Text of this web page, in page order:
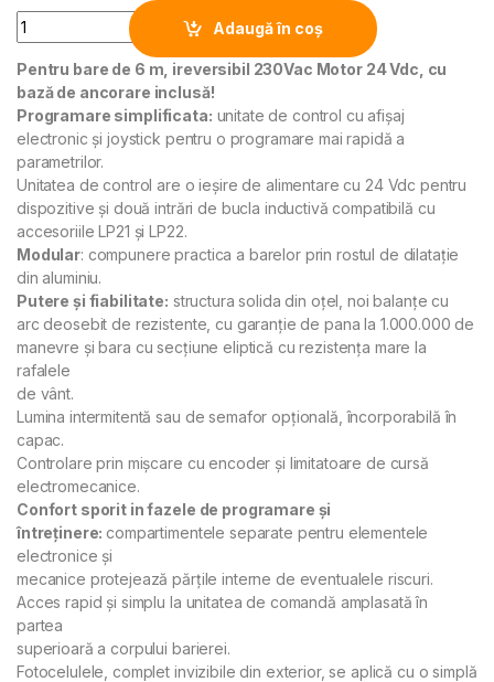
Quantity
Adaugă în coș
Pentru bare de 6 m, ireversibil 230Vac Motor 24 Vdc, cu
bază de ancorare inclusă!
Programare simplificata: unitate de control cu afișaj
electronic și joystick pentru o programare mai rapidă a
parametrilor.
Unitatea de control are o ieșire de alimentare cu 24 Vdc pentru
dispozitive și două intrări de bucla inductivă compatibilă cu
accesoriile LP21 și LP22.
Modular: compunere practica a barelor prin rostul de dilatație
din aluminiu.
Putere și fiabilitate: structura solida din oțel, noi balanțe cu
arc deosebit de rezistente, cu garanție de pana la 1.000.000 de
manevre și bara cu secțiune eliptică cu rezistența mare la
rafalele
de vânt.
Lumina intermitentă sau de semafor opțională, încorporabilă în
capac.
Controlare prin mișcare cu encoder și limitatoare de cursă
electromecanice.
Confort sporit in fazele de programare și
întreținere: compartimentele separate pentru elementele
electronice și
mecanice protejează părțile interne de eventualele riscuri.
Acces rapid și simplu la unitatea de comandă amplasată în
partea
superioară a corpului barierei.
Fotocelulele, complet invizibile din exterior, se aplică cu o simplă